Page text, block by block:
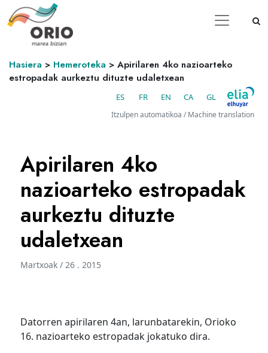
Hasiera > Hemeroteka > Apirilaren 4ko nazioarteko
estropadak aurkeztu dituzte udaletxean
ES FR EN CA GL
Itzulpen automatikoa / Machine translation
Apirilaren 4ko
nazioarteko estropadak
aurkeztu dituzte
udaletxean
Martxoak / 26 . 2015
Datorren apirilaren 4an, larunbatarekin, Orioko
16. nazioarteko estropadak jokatuko dira.